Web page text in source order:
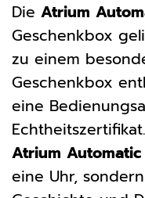
Die Atrium
Geschenkbox
zu einem
Geschenkbox
eine
Atrium Automatic
eine Uhr,